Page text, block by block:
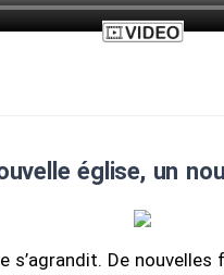
église, un
s’agrandit. De